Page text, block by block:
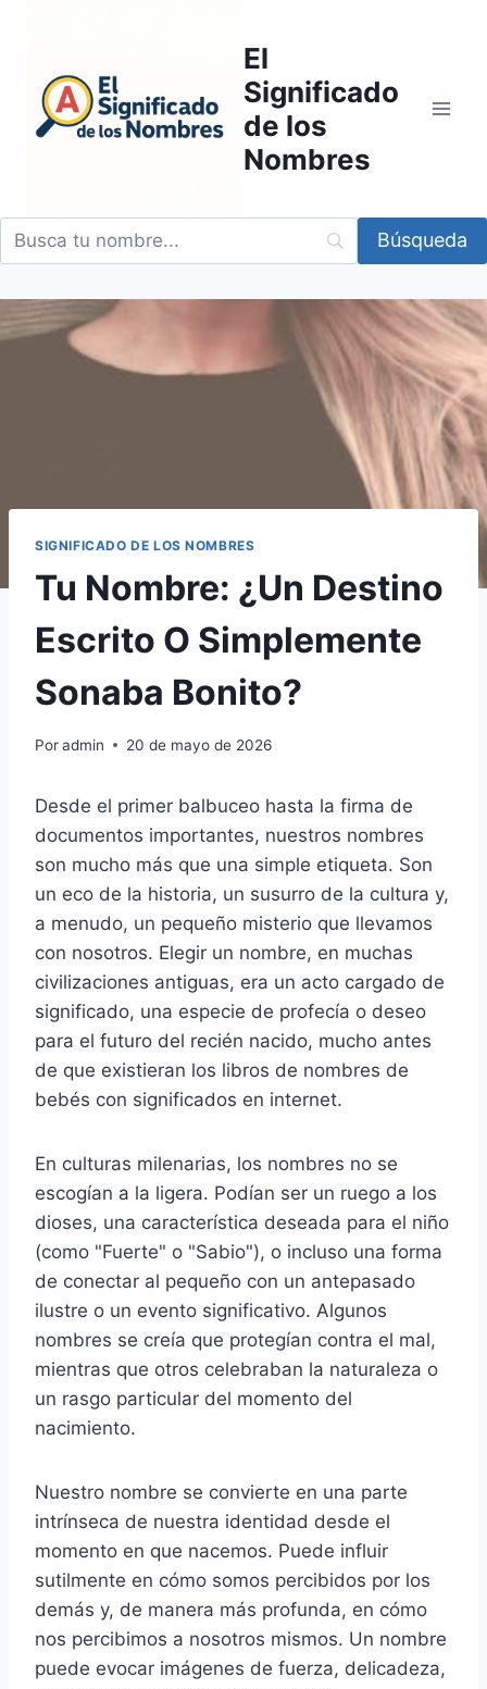
contenido
El
Significado
de los
Nombres
SIGNIFICADO DE LOS NOMBRES
Tu Nombre: ¿Un Destino
Escrito O Simplemente
Sonaba Bonito?
Poradmin 20 de mayo de 2026
Desde el primer balbuceo hasta la firma de
documentos importantes, nuestros nombres
son mucho más que una simple etiqueta. Son
un eco de la historia, un susurro de la cultura y,
a menudo, un pequeño misterio que llevamos
con nosotros. Elegir un nombre, en muchas
civilizaciones antiguas, era un acto cargado de
significado, una especie de profecía o deseo
para el futuro del recién nacido, mucho antes
de que existieran los libros de nombres de
bebés con significados en internet.
En culturas milenarias, los nombres no se
escogían a la ligera. Podían ser un ruego a los
dioses, una característica deseada para el niño
(como "Fuerte" o "Sabio"), o incluso una forma
de conectar al pequeño con un antepasado
ilustre o un evento significativo. Algunos
nombres se creía que protegían contra el mal,
mientras que otros celebraban la naturaleza o
un rasgo particular del momento del
nacimiento.
Nuestro nombre se convierte en una parte
intrínseca de nuestra identidad desde el
momento en que nacemos. Puede influir
sutilmente en cómo somos percibidos por los
demás y, de manera más profunda, en cómo
nos percibimos a nosotros mismos. Un nombre
puede evocar imágenes de fuerza, delicadeza,